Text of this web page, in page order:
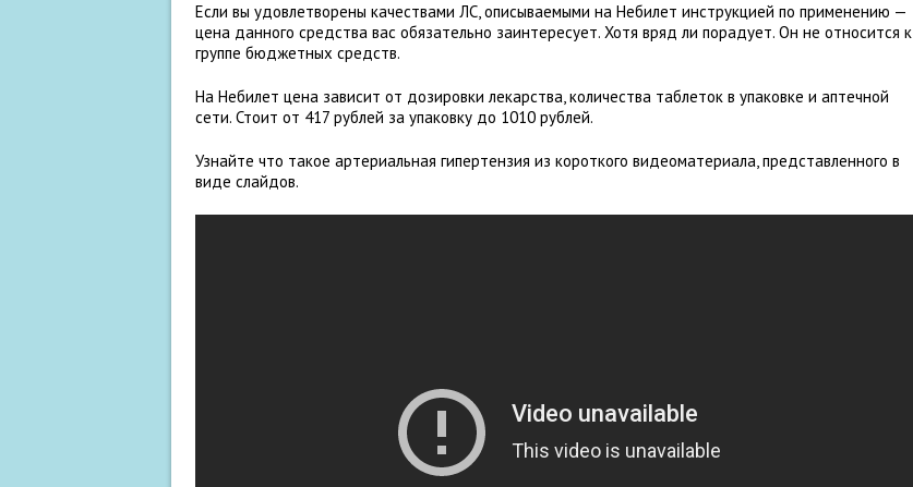
Если вы удовлетворены качествами ЛС, описываемыми на Небилет инструкцией по применению —
цена данного средства вас обязательно заинтересует. Хотя вряд ли порадует. Он не относится к
группе бюджетных средств.
На Небилет цена зависит от дозировки лекарства, количества таблеток в упаковке и аптечной
сети. Стоит от 417 рублей за упаковку до 1010 рублей.
Узнайте что такое артериальная гипертензия из короткого видеоматериала, представленного в
виде слайдов.